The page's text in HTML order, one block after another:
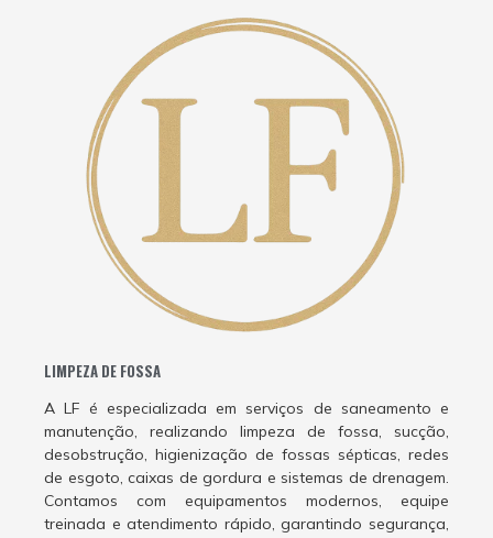
LIMPEZA DE FOSSA
A LF é especializada em serviços de saneamento e
manutenção, realizando limpeza de fossa, sucção,
desobstrução, higienização de fossas sépticas, redes
de esgoto, caixas de gordura e sistemas de drenagem.
Contamos com equipamentos modernos, equipe
treinada e atendimento rápido, garantindo segurança,